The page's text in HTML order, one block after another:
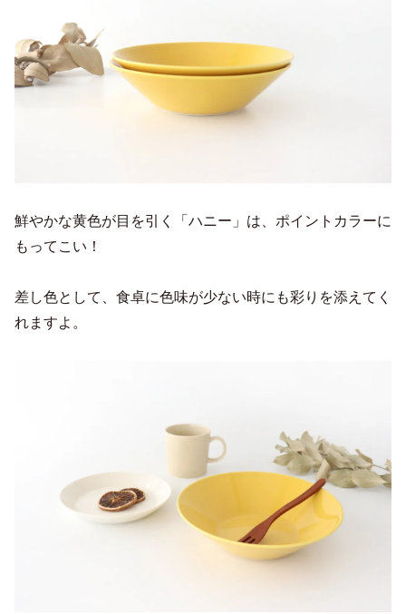
鮮やかな黄色が目を引く「ハニー」は、ポイントカラーに
もってこい！
差し色として、食卓に色味が少ない時にも彩りを添えてく
れますよ。